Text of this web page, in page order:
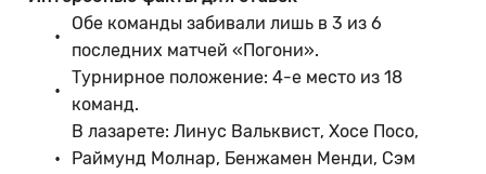
Обе команды забивали лишь в 3 из 6
последних матчей «Погони».
Турнирное положение: 4-е место из 18
команд.
В лазарете: Линус Вальквист, Хосе Посо,
Раймунд Молнар, Бенжамен Менди, Сэм